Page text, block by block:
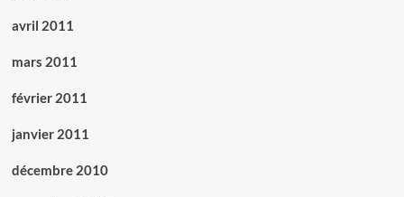
avril 2011
mars 2011
février 2011
janvier 2011
décembre 2010